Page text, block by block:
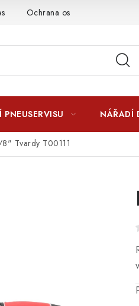
Ochrana osobních údajú
NÁŘADÍ
Tvardy T00111